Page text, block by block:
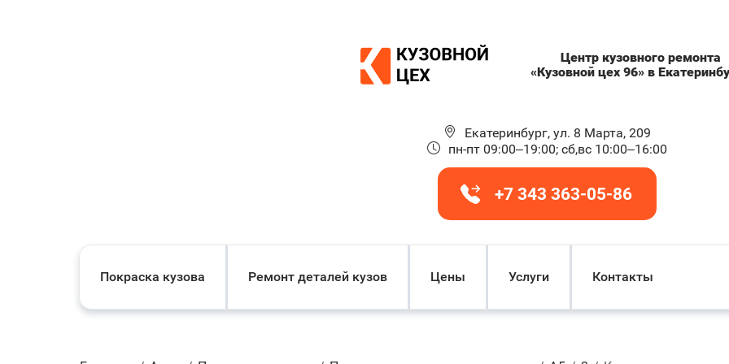
Центр кузовного ремонта
«Кузовной цех 96» в
Екатеринбург, ул. 8 Марта, 209
пн-пт 09:00–19:00; сб,вс 10:00–16:00
+7 343 363-05-86
Покраска кузова Ремонт деталей кузов Цены Услуги Контакты